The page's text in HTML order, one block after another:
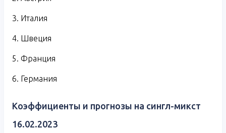
3. Италия
4. Швеция
5. Франция
6. Германия
Коэффициенты и прогнозы на сингл-микст
16.02.2023